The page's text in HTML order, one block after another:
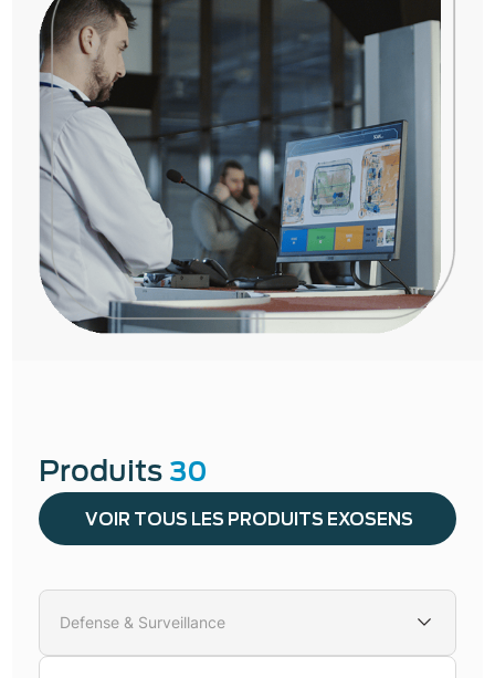
Produits 30
VOIR TOUS LES PRODUITS EXOSENS
Defense & Surveillance